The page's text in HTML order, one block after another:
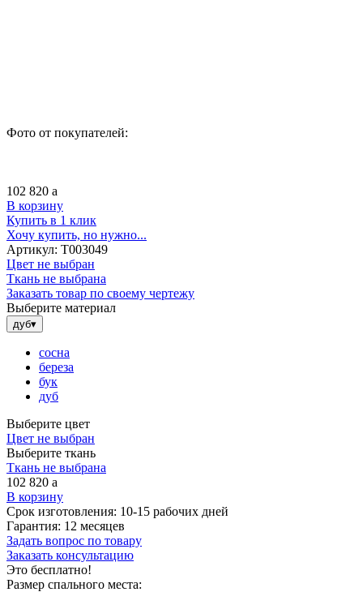
Фото от покупателей:
102 820 a
В корзину
Купить в 1 клик
Хочу купить, но нужно...
Артикул: Т003049
Цвет не выбран
Ткань не выбрана
Заказать товар по своему чертежу
Выберите материал
дуб▾
сосна
береза
бук
дуб
Выберите цвет
Цвет не выбран
Выберите ткань
Ткань не выбрана
102 820 a
В корзину
Срок изготовления: 10-15 рабочих дней
Гарантия: 12 месяцев
Задать вопрос по товару
Заказать консультацию
Это бесплатно!
Размер спального места: